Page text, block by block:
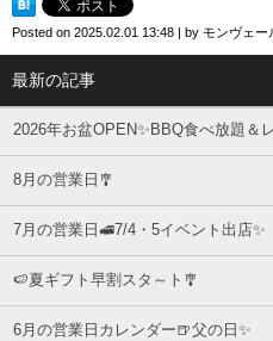
Posted on 2025.02.01 13:48 | by モンヴェー
最新の記事
2026年お盆OPEN✨BBQ食べ放題＆
8月の営業日🎐
7月の営業日🚅7/4・5イベント出店✨
🍉夏ギフト早割スタ～ト🎐
6月の営業日カレンダー🍺父の日✨